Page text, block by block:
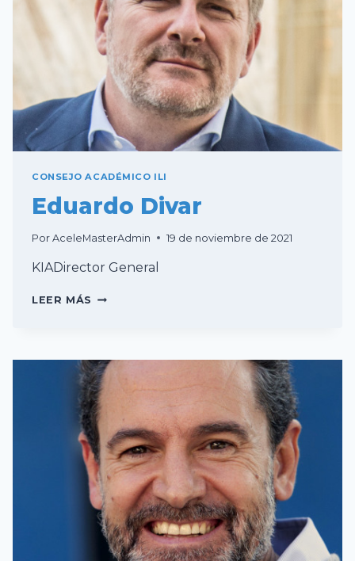
CONSEJO ACADÉMICO ILI
Eduardo Divar
Por AceleMasterAdmin 19 de noviembre de 2021
KIADirector General
LEER MÁS EDUARDO